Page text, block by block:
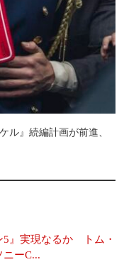
ル』続編計画が前進、
5』実現なるか トム・
ニーC...